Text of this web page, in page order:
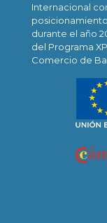
Internacional
durante el año
del Programa
Comercio de